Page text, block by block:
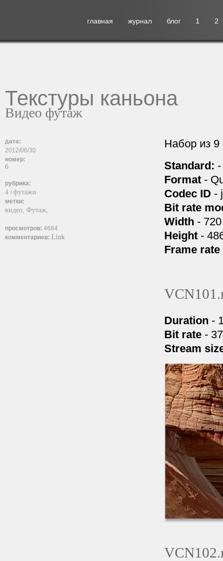
главная журнал блог 1 2
Текстуры каньона
Видео футаж
дата:
2012/06/30
номер:
6
рубрика:
4 / футажи
метки:
видео, Футаж,
просмотров: 4684
комментариев: Link
Набор из
Standard:
Format -
Codec ID -
Bit rate
Width -
Height -
Frame rate
Duration -
Bit rate -
Stream